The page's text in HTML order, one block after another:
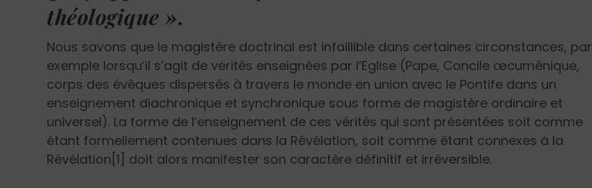
théologique ».
Nous savons que le magistère doctrinal est infaillible dans certaines circonstances, par
exemple lorsqu’il s’agit de vérités enseignées par l’Eglise (Pape, Concile œcuménique,
corps des évêques dispersés à travers le monde en union avec le Pontife dans un
enseignement diachronique et synchronique sous forme de magistère ordinaire et
universel). La forme de l’enseignement de ces vérités qui sont présentées soit comme
étant formellement contenues dans la Révélation, soit comme étant connexes à la
Révélation[1] doit alors manifester son caractère définitif et irréversible.